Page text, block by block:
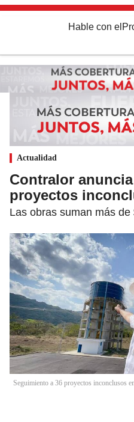
Hable con el
Actualidad
Contralor
proyectos
Las obras suman más
Seguimiento a 36 proyectos inconclusos